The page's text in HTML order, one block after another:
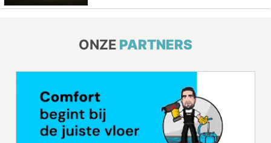
ONZE PARTNERS